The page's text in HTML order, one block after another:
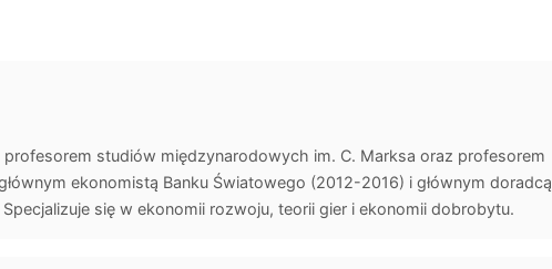
studiów międzynarodowych im. C. Marksa oraz profesorem
ekonomistą Banku Światowego (2012-2016) i głównym doradcą
się w ekonomii rozwoju, teorii gier i ekonomii dobrobytu.